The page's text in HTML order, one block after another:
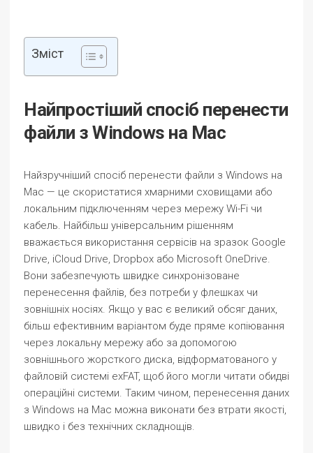
Зміст
Найпростіший спосіб перенести
файли з Windows на Mac
Найзручніший спосіб перенести файли з Windows на
Mac — це скористатися хмарними сховищами або
локальним підключенням через мережу Wi-Fi чи
кабель. Найбільш універсальним рішенням
вважається використання сервісів на зразок Google
Drive, iCloud Drive, Dropbox або Microsoft OneDrive.
Вони забезпечують швидке синхронізоване
перенесення файлів, без потреби у флешках чи
зовнішніх носіях. Якщо у вас є великий обсяг даних,
більш ефективним варіантом буде пряме копіювання
через локальну мережу або за допомогою
зовнішнього жорсткого диска, відформатованого у
файловій системі exFAT, щоб його могли читати обидві
операційні системи. Таким чином, перенесення даних
з Windows на Mac можна виконати без втрати якості,
швидко і без технічних складнощів.